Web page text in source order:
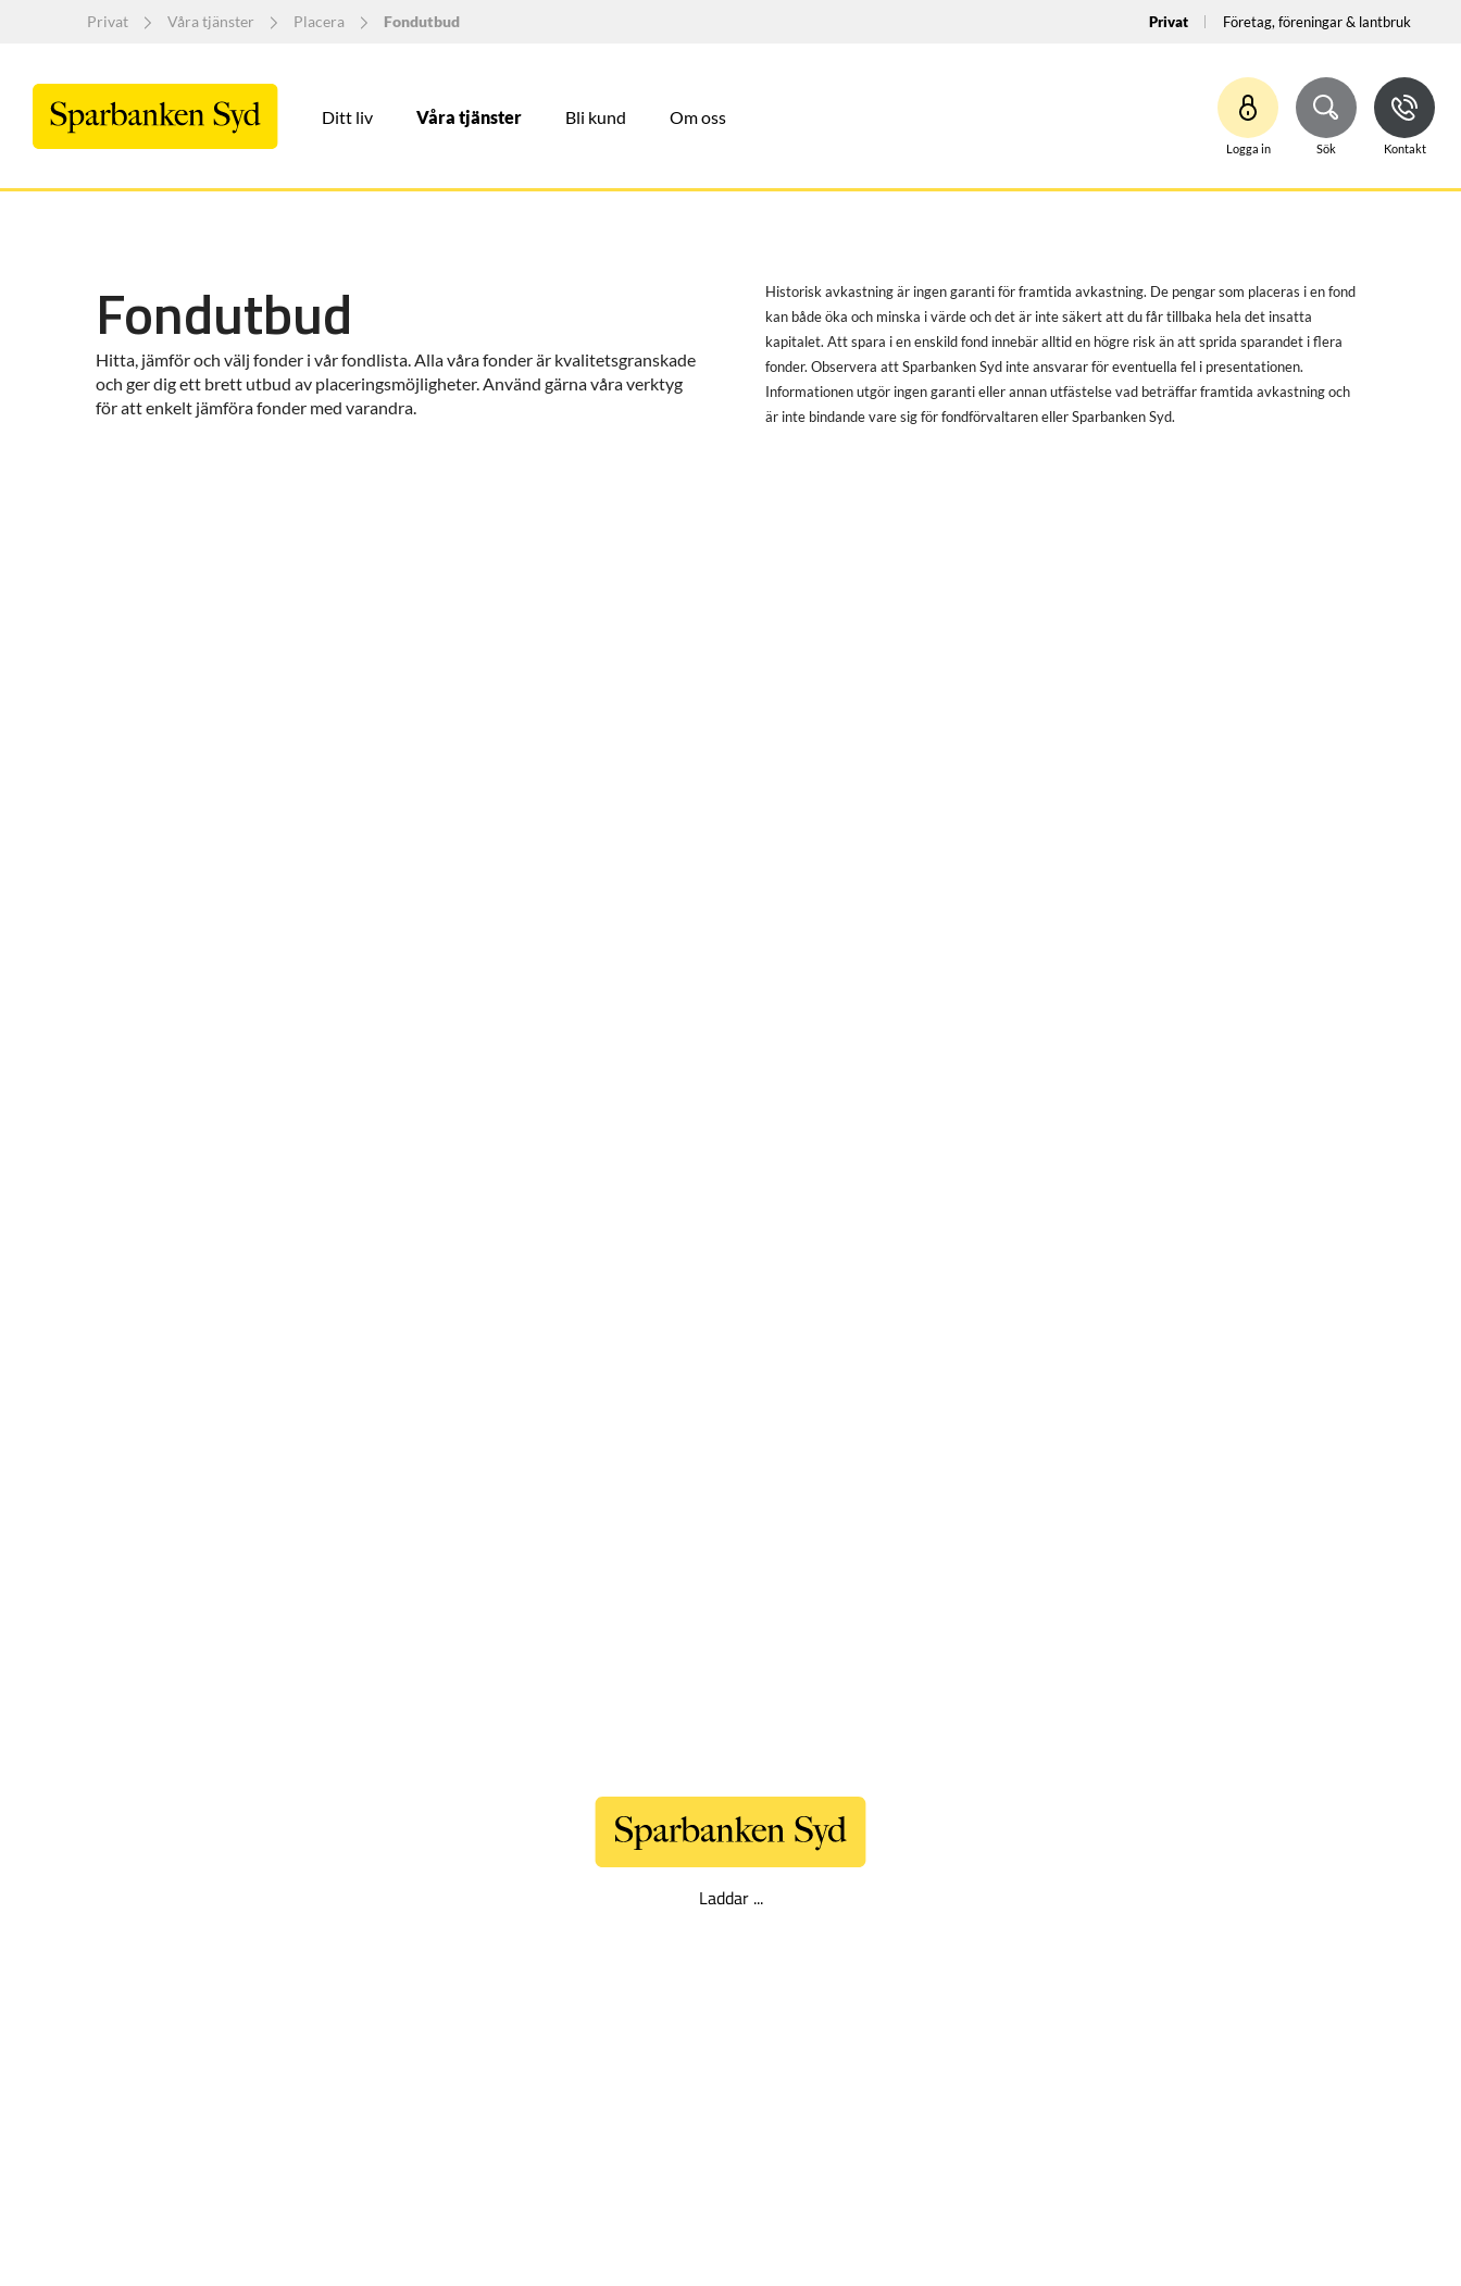
Privat Våra tjänster Placera Fondutbud Privat Företag, föreningar & lantbruk
Ditt liv Våra tjänster Bli kund Om oss
Logga in Sök Kontakt
Fondutbud
Hitta, jämför och välj fonder i vår fondlista. Alla våra fonder är kvalitetsgranskade
och ger dig ett brett utbud av placeringsmöjligheter. Använd gärna våra verktyg
för att enkelt jämföra fonder med varandra.
Historisk avkastning är ingen garanti för framtida avkastning. De pengar som placeras i en fond
kan både öka och minska i värde och det är inte säkert att du får tillbaka hela det insatta
kapitalet. Att spara i en enskild fond innebär alltid en högre risk än att sprida sparandet i flera
fonder. Observera att Sparbanken Syd inte ansvarar för eventuella fel i presentationen.
Informationen utgör ingen garanti eller annan utfästelse vad beträffar framtida avkastning och
är inte bindande vare sig för fondförvaltaren eller Sparbanken Syd.